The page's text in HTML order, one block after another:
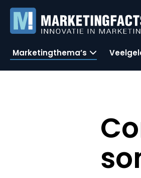
Marketingthema’s